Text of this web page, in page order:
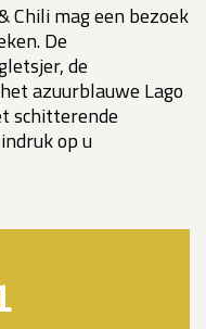
Chili mag een bezoek
De
de
azuurblauwe Lago
schitterende
op u